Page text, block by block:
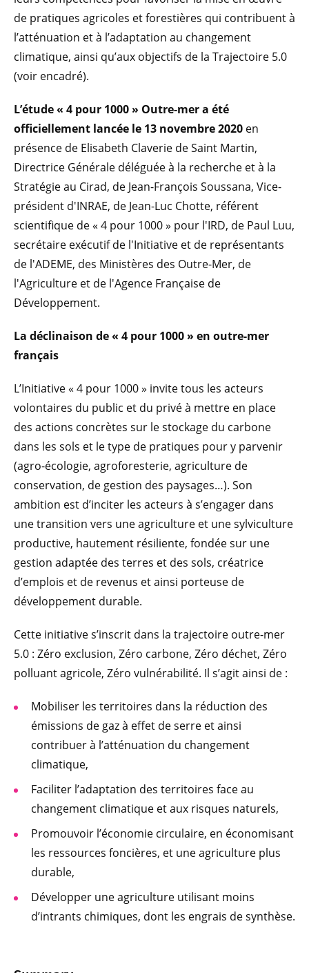
de pratiques agricoles et forestières qui contribuent à
l’atténuation et à l’adaptation au changement
climatique, ainsi qu’aux objectifs de la Trajectoire 5.0
(voir encadré).
L’étude « 4 pour 1000 » Outre-mer a été
officiellement lancée le 13 novembre 2020 en
présence de Elisabeth Claverie de Saint Martin,
Directrice Générale déléguée à la recherche et à la
Stratégie au Cirad, de Jean-François Soussana, Vice-
président d'INRAE, de Jean-Luc Chotte, référent
scientifique de « 4 pour 1000 » pour l'IRD, de Paul Luu,
secrétaire exécutif de l'Initiative et de représentants
de l'ADEME, des Ministères des Outre-Mer, de
l'Agriculture et de l'Agence Française de
Développement.
La déclinaison de « 4 pour 1000 » en outre-mer
français
L’Initiative « 4 pour 1000 » invite tous les acteurs
volontaires du public et du privé à mettre en place
des actions concrètes sur le stockage du carbone
dans les sols et le type de pratiques pour y parvenir
(agro-écologie, agroforesterie, agriculture de
conservation, de gestion des paysages…). Son
ambition est d’inciter les acteurs à s’engager dans
une transition vers une agriculture et une sylviculture
productive, hautement résiliente, fondée sur une
gestion adaptée des terres et des sols, créatrice
d’emplois et de revenus et ainsi porteuse de
développement durable.
Cette initiative s’inscrit dans la trajectoire outre-mer
5.0 : Zéro exclusion, Zéro carbone, Zéro déchet, Zéro
polluant agricole, Zéro vulnérabilité. Il s’agit ainsi de :
Mobiliser les territoires dans la réduction des
émissions de gaz à effet de serre et ainsi
contribuer à l’atténuation du changement
climatique,
Faciliter l’adaptation des territoires face au
changement climatique et aux risques naturels,
Promouvoir l’économie circulaire, en économisant
les ressources foncières, et une agriculture plus
durable,
Développer une agriculture utilisant moins
d’intrants chimiques, dont les engrais de synthèse.